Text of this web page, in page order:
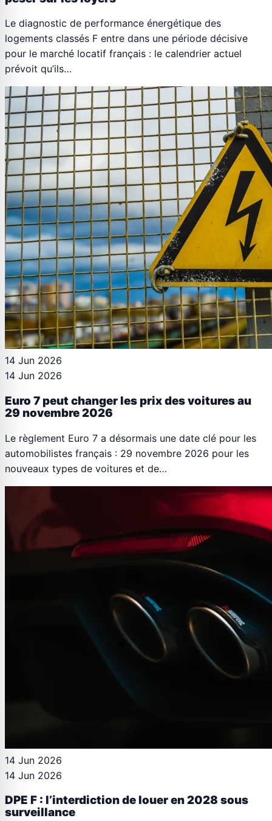
Le diagnostic de performance énergétique des
logements classés F entre dans une période décisive
pour le marché locatif français : le calendrier actuel
prévoit qu’ils…
14 Jun 2026
14 Jun 2026
Euro 7 peut changer les prix des voitures au
29 novembre 2026
Le règlement Euro 7 a désormais une date clé pour les
automobilistes français : 29 novembre 2026 pour les
nouveaux types de voitures et de…
14 Jun 2026
14 Jun 2026
DPE F : l’interdiction de louer en 2028 sous
surveillance